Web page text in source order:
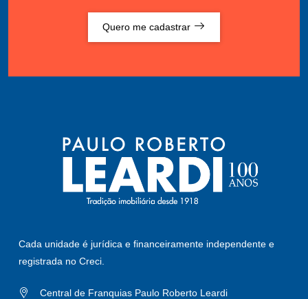
Quero me cadastrar
Cada unidade é jurídica e financeiramente independente e
registrada no Creci.
Central de Franquias Paulo Roberto Leardi